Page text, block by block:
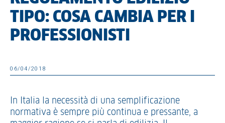
TIPO: COSA CAMBIA PER I
PROFESSIONISTI
06/04/2018
In Italia la necessità di una semplificazione
normativa è sempre più continua e pressante, a